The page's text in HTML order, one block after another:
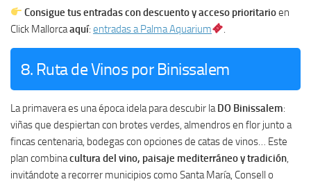
Consigue tus entradas con descuento y acceso prioritarioen
Click Mallorcaaquí: entradas a Palma Aquarium
8. Ruta de Vinos por Binissalem
La primavera es una época idela para descubir la DO Binissalem:
viñas que despiertan con brotes verdes, almendros en flor junto a
fincas centenaria, bodegas con opciones de catas de vinos… Este
plan combinacultura del vino, paisaje mediterráneo y tradición
invitándote a recorrer municipios como Santa María, Consell o